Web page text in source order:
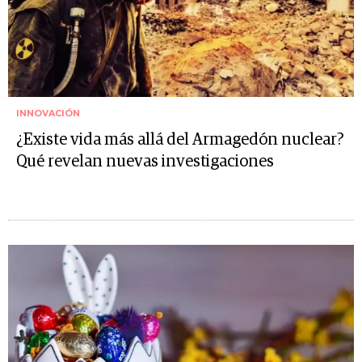
INNOVACIÓN
¿Existe vida más allá del Armagedón nuclear?
Qué revelan nuevas investigaciones